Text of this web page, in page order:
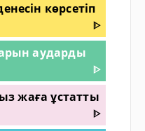
көрсетіп
ᐈ
аударды
ᐈ
жаға ұстатты
ᐈ